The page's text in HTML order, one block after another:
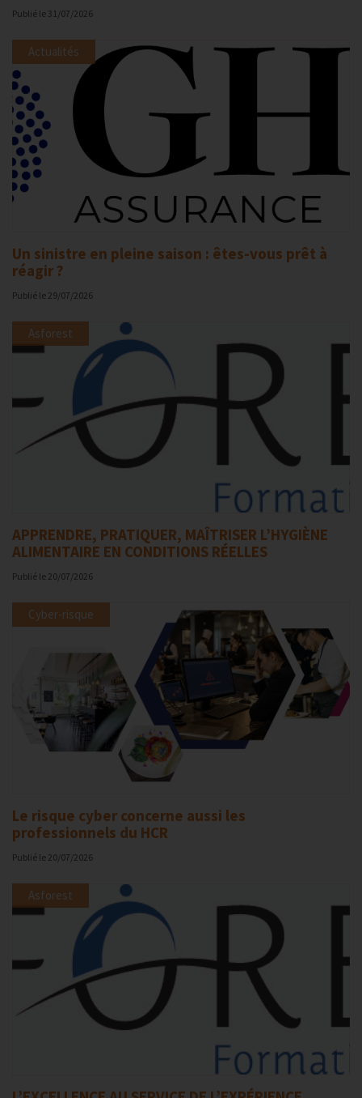
Publié le 31/07/2026
Un sinistre en pleine saison : êtes-vous prêt à
réagir ?
Publié le 29/07/2026
Actualités
APPRENDRE, PRATIQUER, MAÎTRISER L’HYGIÈNE
ALIMENTAIRE EN CONDITIONS RÉELLES
Publié le 20/07/2026
Asforest
Le risque cyber concerne aussi les
professionnels du HCR
Publié le 20/07/2026
Cyber-risque
Asforest